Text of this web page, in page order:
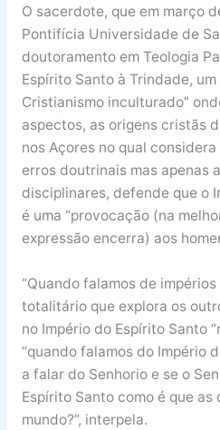
O sacerdote, que em março
Pontifícia Universidade de
doutoramento em Teologia
Espírito Santo à Trindade,
Cristianismo inculturado”
aspectos, as origens cristãs
nos Açores no qual
erros doutrinais mas apenas
disciplinares, defende que o
é uma “provocação (na
expressão encerra) aos
“Quando falamos de
totalitário que explora os
no Império do Espírito Santo
“quando falamos do Império
a falar do Senhorio e se o
Espírito Santo como é que as
mundo?”, interpela.